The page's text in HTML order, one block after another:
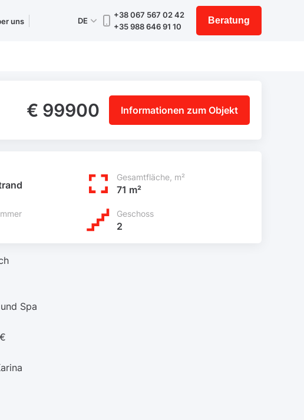
uns DE
+38 067 567 02 42
+35 988 646 91 10
Beratung
€ 99900 Informationen zum Objekt
Gesamtfläche, m²
71 m²
Geschoss
2
Spa